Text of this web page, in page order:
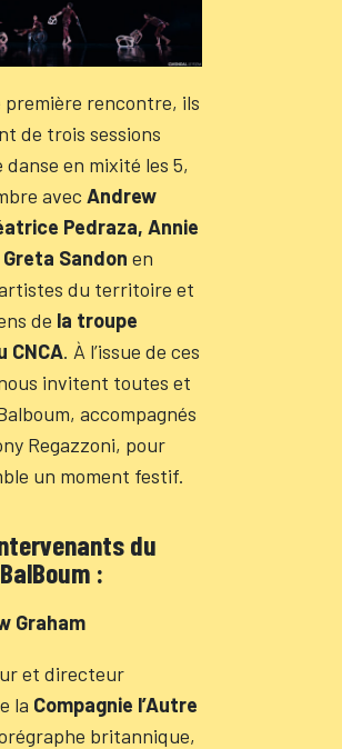
rencontre, ils
de trois sessions
danse en mixité les 5,
avec Andrew
Pedraza, Annie
Greta Sandon en
du territoire et
de la troupe
CNCA. À l’issue de ces
invitent toutes et
accompagnés
Regazzoni, pour
un moment festif.
du
BalBoum :
Graham
et directeur
la Compagnie l’Autre
britannique,